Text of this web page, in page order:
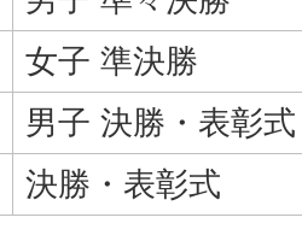
女子 準決勝
男子 決勝・表彰式
決勝・表彰式